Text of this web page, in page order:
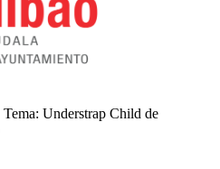
Tema: Understrap Child de